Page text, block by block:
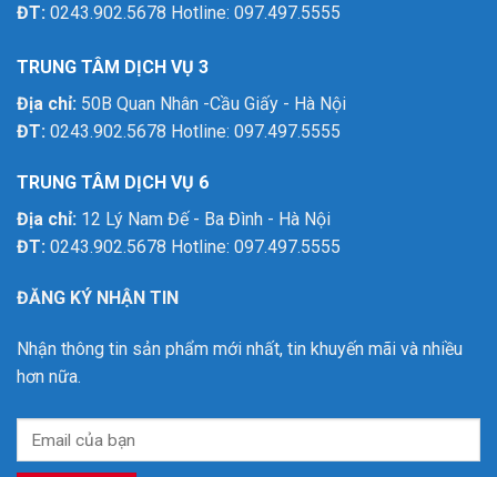
ĐT: 0243.902.5678 Hotline: 097.497.5555
TRUNG TÂM DỊCH VỤ 3
Địa chỉ: 50B Quan Nhân -Cầu Giấy - Hà Nội
ĐT: 0243.902.5678 Hotline: 097.497.5555
TRUNG TÂM DỊCH VỤ 6
Địa chỉ: 12 Lý Nam Đế - Ba Đình - Hà Nội
ĐT: 0243.902.5678 Hotline: 097.497.5555
ĐĂNG KÝ NHẬN TIN
Nhận thông tin sản phẩm mới nhất, tin khuyến mãi và nhiều
hơn nữa.